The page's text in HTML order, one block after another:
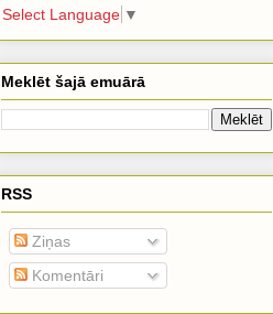
Select Language ▼
Meklēt šajā emuārā
RSS
Ziņas
Komentāri